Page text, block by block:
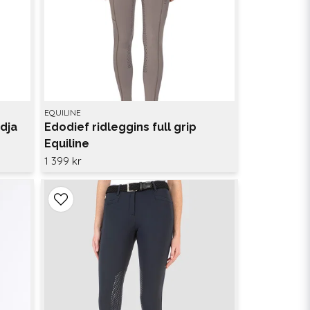
EQUILINE
Edodief ridleggins full grip
Equiline
1 399 kr